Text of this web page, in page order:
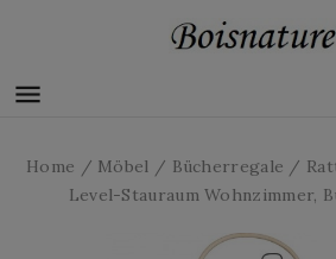

Home Möbel Bücherregale
Level-Stauraum Wohnzimmer,